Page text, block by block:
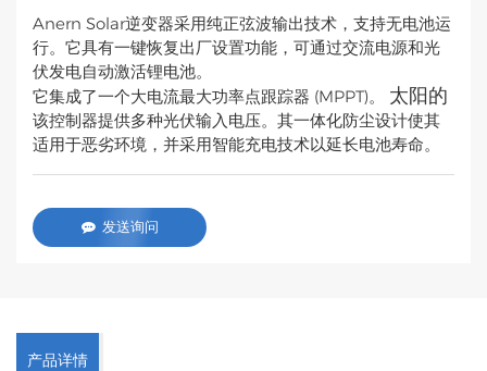
Anern Solar逆变器采用纯正弦波输出技术，支持无电池运
行。它具有一键恢复出厂设置功能，可通过交流电源和光
伏发电自动激活锂电池。
它集成了一个大电流最大功率点跟踪器 (MPPT)。 太阳的
该控制器提供多种光伏输入电压。其一体化防尘设计使其
适用于恶劣环境，并采用智能充电技术以延长电池寿命。
发送询问
产品详情